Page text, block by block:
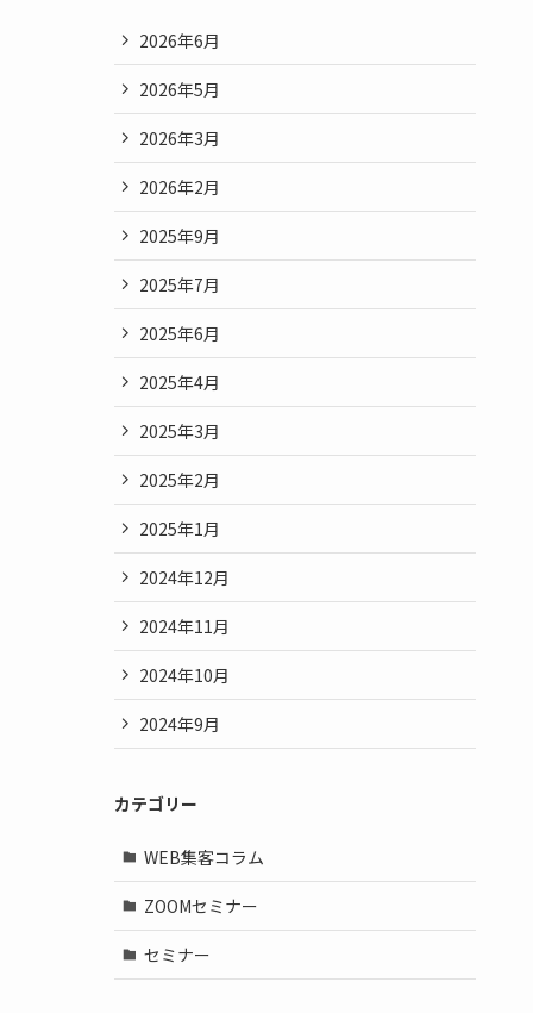
2026年6月
2026年5月
2026年3月
2026年2月
2025年9月
2025年7月
2025年6月
2025年4月
2025年3月
2025年2月
2025年1月
2024年12月
2024年11月
2024年10月
2024年9月
カテゴリー
WEB集客コラム
ZOOMセミナー
セミナー